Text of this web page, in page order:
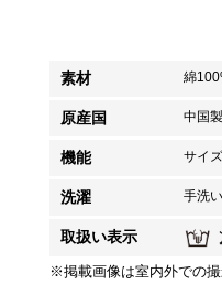
素材 綿
原産国 中国製
機能 サイ
洗濯 手洗
取扱い表示
※掲載画像は室内外での